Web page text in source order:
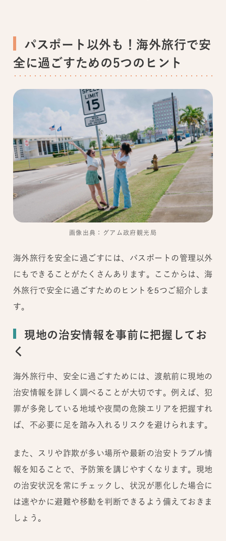
パスポート以外も！海外旅行で安
全に過ごすための5つのヒント
画像出典：グアム政府観光局
海外旅行を安全に過ごすには、パスポートの管理以外
にもできることがたくさんあります。ここからは、海
外旅行で安全に過ごすためのヒントを5つご紹介しま
す。
現地の治安情報を事前に把握してお
く
海外旅行中、安全に過ごすためには、渡航前に現地の
治安情報を詳しく調べることが大切です。例えば、犯
罪が多発している地域や夜間の危険エリアを把握すれ
ば、不必要に足を踏み入れるリスクを避けられます。
また、スリや詐欺が多い場所や最新の治安トラブル情
報を知ることで、予防策を講じやすくなります。現地
の治安状況を常にチェックし、状況が悪化した場合に
は速やかに避難や移動を判断できるよう備えておきま
しょう。